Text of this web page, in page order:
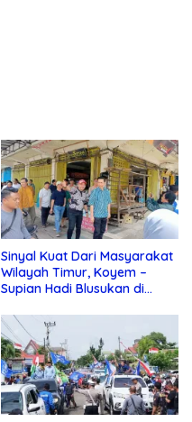
Sinyal Kuat Dari Masyarakat
Wilayah Timur, Koyem –
Supian Hadi Blusukan di